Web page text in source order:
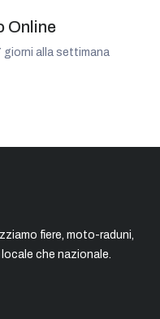
Online
alla settimana
fiere, moto-raduni,
che nazionale.